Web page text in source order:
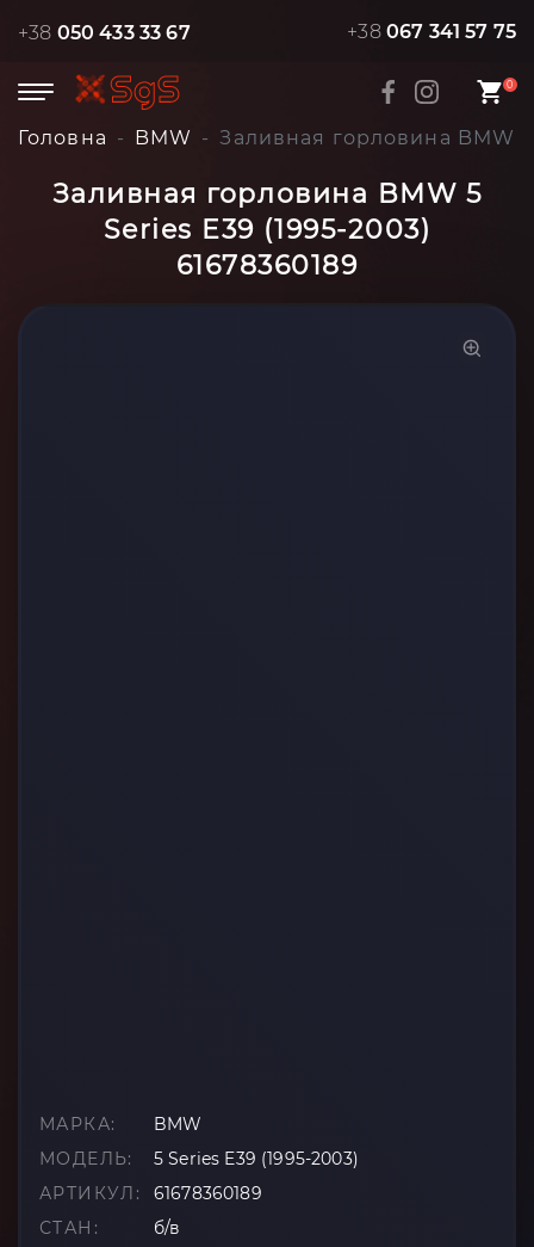
+38 050 433 33 67 +38 067 341 57 75
0
Головна BMW Заливная горловина BMW
Заливная горловина BMW 5
Series E39 (1995-2003)
61678360189
МАРКА:
BMW
МОДЕЛЬ:
5 Series E39 (1995-2003)
АРТИКУЛ:
61678360189
СТАН:
б/в